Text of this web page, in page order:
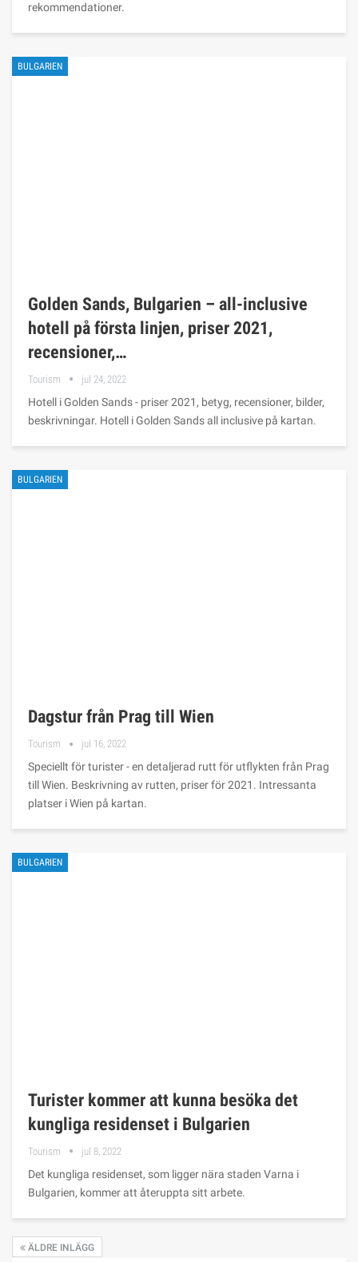
rekommendationer.
BULGARIEN
Golden Sands, Bulgarien – all-inclusive
hotell på första linjen, priser 2021,
recensioner,…
Tourism jul 24, 2022
Hotell i Golden Sands - priser 2021, betyg, recensioner, bilder,
beskrivningar. Hotell i Golden Sands all inclusive på kartan.
BULGARIEN
Dagstur från Prag till Wien
Tourism jul 16, 2022
Speciellt för turister - en detaljerad rutt för utflykten från Prag
till Wien. Beskrivning av rutten, priser för 2021. Intressanta
platser i Wien på kartan.
BULGARIEN
Turister kommer att kunna besöka det
kungliga residenset i Bulgarien
Tourism jul 8, 2022
Det kungliga residenset, som ligger nära staden Varna i
Bulgarien, kommer att återuppta sitt arbete.
ÄLDRE INLÄGG